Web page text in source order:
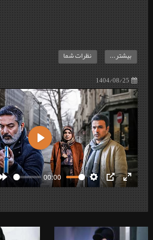
1404/08/25
بیشتر... نظرات شما
Forward
10s
00:00
Settings
PIP Enter
Play